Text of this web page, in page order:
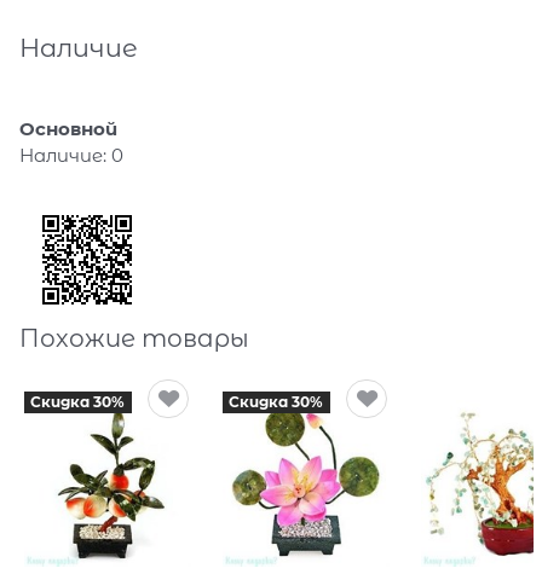
Наличие
Основной
Наличие: 0
Похожие товары
Скидка 30% Скидка 30%